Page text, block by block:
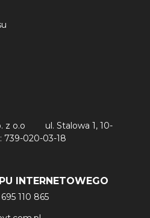
z o.o
ul. Stalowa 1, 10-
739-020-03-18
INTERNETOWEGO
695 110 865